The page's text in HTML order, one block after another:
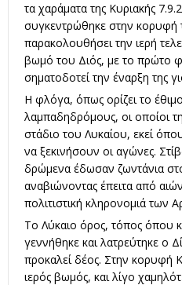
τα χαράματα της Κυριακής
συγκεντρώθηκε στην κορυφή
παρακολουθήσει την ιερή
βωμό του Διός, με το πρώτο
σηματοδοτεί την έναρξη της
Η φλόγα, όπως ορίζει το
λαμπαδηδρόμους, οι οποίοι
στάδιο του Λυκαίου, εκεί
να ξεκινήσουν οι αγώνες.
δρώμενα έδωσαν ζωντάνια
αναβιώνοντας έπειτα από
πολιτιστική κληρονομιά των
Το Λύκαιο όρος, τόπος όπου
γεννήθηκε και λατρεύτηκε ο
προκαλεί δέος. Στην κορυφή
ιερός βωμός, και λίγο